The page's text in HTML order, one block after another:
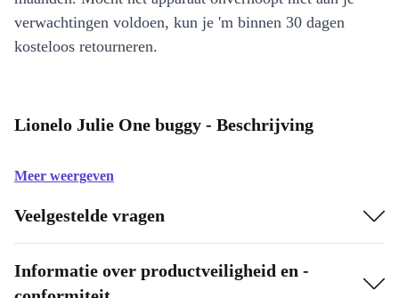
verwachtingen voldoen, kun je 'm binnen 30 dagen
kosteloos retourneren.
Lionelo Julie One buggy - Beschrijving
Meer weergeven
Veelgestelde vragen
Informatie over productveiligheid en -